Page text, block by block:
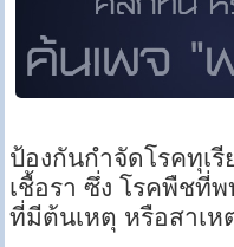
ป้องกันกำจัดโรคทุเ
เชื้อรา ซึ่ง โรคพืชที่
ที่มีต้นเหตุ หรือสาเห